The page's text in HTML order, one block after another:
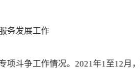
发展工作
斗争工作情况。2021年1至12月，